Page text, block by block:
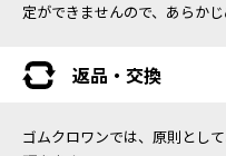
定ができませんので、あらかじ
返品・交換
ゴムクロワンでは、原則とし